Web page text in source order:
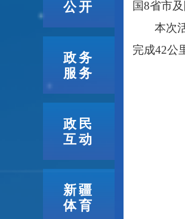
公开
政务
服务
政民
互动
新疆
体育
国8省市
本次
完成42公